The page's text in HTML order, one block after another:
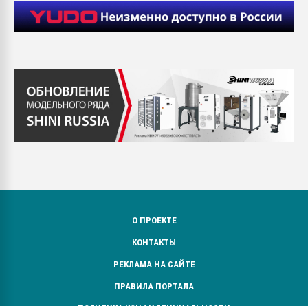
О ПРОЕКТЕ
КОНТАКТЫ
РЕКЛАМА НА САЙТЕ
ПРАВИЛА ПОРТАЛА